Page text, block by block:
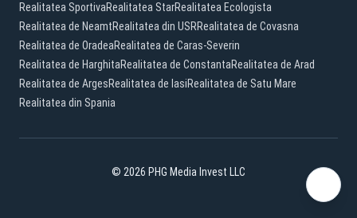
Realitatea SportivaRealitatea StarRealitatea Ecologista
Realitatea de NeamtRealitatea din USRRealitatea de Covasna
Realitatea de OradeaRealitatea de Caras-Severin
Realitatea de HarghitaRealitatea de ConstantaRealitatea de Arad
Realitatea de ArgesRealitatea de IasiRealitatea de Satu Mare
Realitatea din Spania
© 2026 PHG Media Invest LLC